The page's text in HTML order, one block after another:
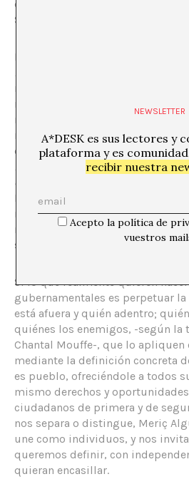
que capturasen, ¿la fama de
Suecia viene de antes del 2006?
La sistematicidad y el
Becoming European
manera tan aparentemente
más remedio que cuestionarse el
realidad. En esta obra la artista
marca en diferentes colores su
de 2007 a 2012 acorde a las
residente temporal, residente
ciudadanía
Mientras la globalización
nivel internacional, los estados-
mantener su antigua soberanía
sobre las personas en su
Si lo que realmente quieren
gubernamentales es perpetuar
está afuera y quién adentro;
quiénes los enemigos, -según la
Chantal Mouffe-, que lo apliquen
mediante la definición concreta
es pueblo, ofreciéndole a todos
mismo derechos y
ciudadanos de primera y de
nos separa o distingue, Meriç
une como individuos, y nos
queremos definir, con
quieran encasillar.
NEWSLETTER
A*DESK es sus lectores y
plataforma y es
recibir nuestra
Acepto la política de
vuestros